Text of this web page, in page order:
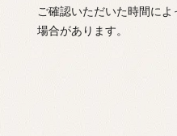
ご確認いただいた時間に
場合があります。